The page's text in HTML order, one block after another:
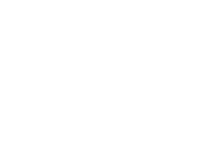
制御デバイスを採用し発売！